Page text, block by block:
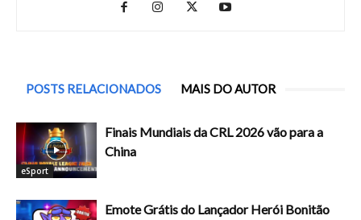
POSTS RELACIONADOS MAIS DO AUTOR
eSport
Finais Mundiais da CRL 2026 vão para a
China
Emote Grátis do Lançador Herói Bonitão